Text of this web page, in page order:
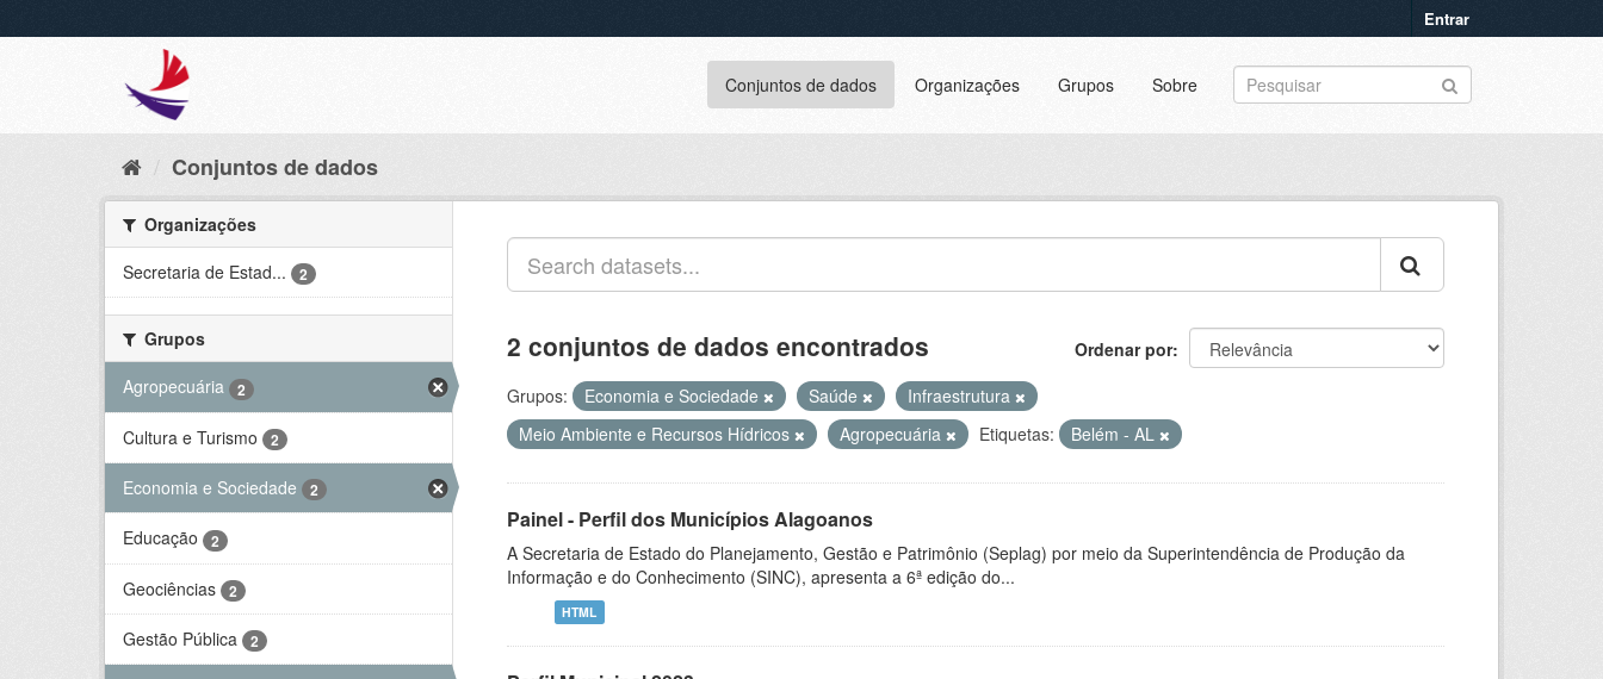
Entrar
Conjuntos de dados Organizações Grupos Sobre
Conjuntos de dados
Organizações
Secretaria de Estad...
2
Grupos
Agropecuária
2
Cultura e Turismo 2
Economia e Sociedade 2
Educação 2
Geociências 2
Gestão Pública 2
Ordenar por
2 conjuntos de dados encontrados
Grupos: Economia e Sociedade Saúde
Infraestrutura
Meio Ambiente e Recursos Hídricos
Agropecuária Etiquetas: Belém - AL
Painel - Perfil dos Municípios Alagoanos
A Secretaria de Estado do Planejamento, Gestão e Patrimônio (Seplag) por meio da Superintendência de Produção da
Informação e do Conhecimento (SINC), apresenta a 6ª edição do...
HTML